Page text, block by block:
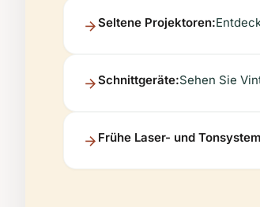
Seltene Projektoren:
Schnittgeräte:Sehen Sie
Frühe Laser- und